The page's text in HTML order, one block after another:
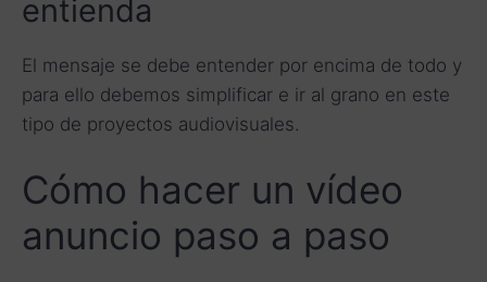
entienda
El mensaje se debe entender por encima de todo y
para ello debemos simplificar e ir al grano en este
tipo de proyectos audiovisuales.
Cómo hacer un vídeo
anuncio paso a paso